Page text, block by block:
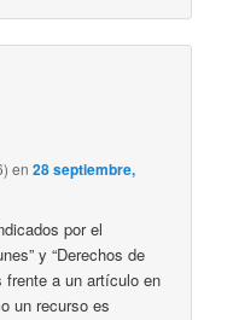
en28 septiembre,
por el
y “Derechos de
frente a un artículo en
un recurso es